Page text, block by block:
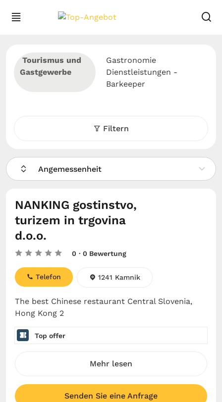
Tourismus und
Gastgewerbe
Gastronomie
Dienstleistungen -
Barkeeper
Filtern
Angemessenheit
NANKING gostinstvo,
turizem in trgovina
d.o.o.
0 · 0 Bewertung
The best Chinese restaurant Central Slovenia,
Hong Kong 2
Telefon 1241 Kamnik
Top offer
Mehr lesen
Senden Sie eine Anfrage